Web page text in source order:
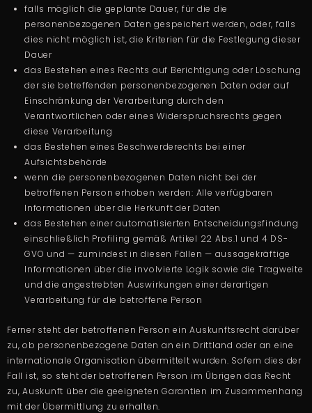
falls möglich die geplante Dauer, für die die
personenbezogenen Daten gespeichert werden, oder, falls
dies nicht möglich ist, die Kriterien für die Festlegung dieser
Dauer
das Bestehen eines Rechts auf Berichtigung oder Löschung
der sie betreffenden personenbezogenen Daten oder auf
Einschränkung der Verarbeitung durch den
Verantwortlichen oder eines Widerspruchsrechts gegen
diese Verarbeitung
das Bestehen eines Beschwerderechts bei einer
Aufsichtsbehörde
wenn die personenbezogenen Daten nicht bei der
betroffenen Person erhoben werden: Alle verfügbaren
Informationen über die Herkunft der Daten
das Bestehen einer automatisierten Entscheidungsfindung
einschließlich Profiling gemäß Artikel 22 Abs.1 und 4 DS-
GVO und — zumindest in diesen Fällen — aussagekräftige
Informationen über die involvierte Logik sowie die Tragweite
und die angestrebten Auswirkungen einer derartigen
Verarbeitung für die betroffene Person
Ferner steht der betroffenen Person ein Auskunftsrecht darüber
zu, ob personenbezogene Daten an ein Drittland oder an eine
internationale Organisation übermittelt wurden. Sofern dies der
Fall ist, so steht der betroffenen Person im Übrigen das Recht
zu, Auskunft über die geeigneten Garantien im Zusammenhang
mit der Übermittlung zu erhalten.